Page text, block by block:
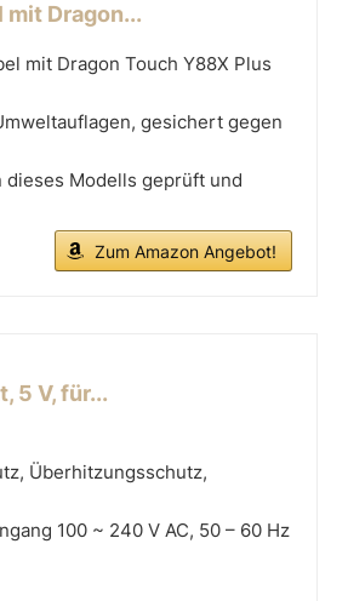
mit Dragon...
mit Dragon Touch Y88X Plus
gesichert gegen
dieses Modells geprüft und
Zum Amazon Angebot!
5 V, für...
Überhitzungsschutz,
100 ~ 240 V AC, 50 – 60 Hz